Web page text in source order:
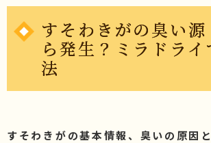
スレッドリフト
価格
施術価格表
化粧品価格表
ブログ・院長セレクト
すそわきがの臭い
ら発生？ミラドラ
法
すそわきがの基本情報、臭いの原因